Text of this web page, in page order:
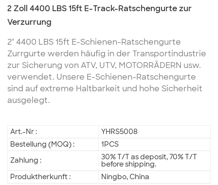
2 Zoll 4400 LBS 15ft E-Track-Ratschengurte zur
Verzurrung
2" 4400 LBS 15ft E-Schienen-Ratschengurte
Zurrgurte werden häufig in der Transportindustrie
zur Sicherung von ATV, UTV, MOTORRÄDERN usw.
verwendet. Unsere E-Schienen-Ratschengurte
sind auf extreme Haltbarkeit und hohe Sicherheit
ausgelegt.
Art.-Nr :
YHRS5008
Bestellung (MOQ) :
1PCS
Zahlung :
30% T/T as deposit, 70% T/T
before shipping.
Produktherkunft :
Ningbo, China